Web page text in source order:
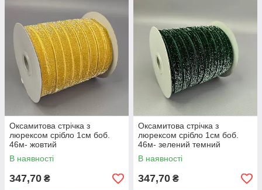
Оксамитова стрічка з
люрексом срібло 1см боб.
46м- жовтий
В наявності
347,70 ₴
Оксамитова стрічка з
люрексом срібло 1см боб.
46м- зелений темний
В наявності
347,70 ₴